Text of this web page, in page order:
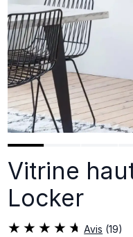
Vitrine
Locker
Avis (19)